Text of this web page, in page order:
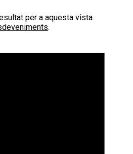
per a aquesta vista.
.